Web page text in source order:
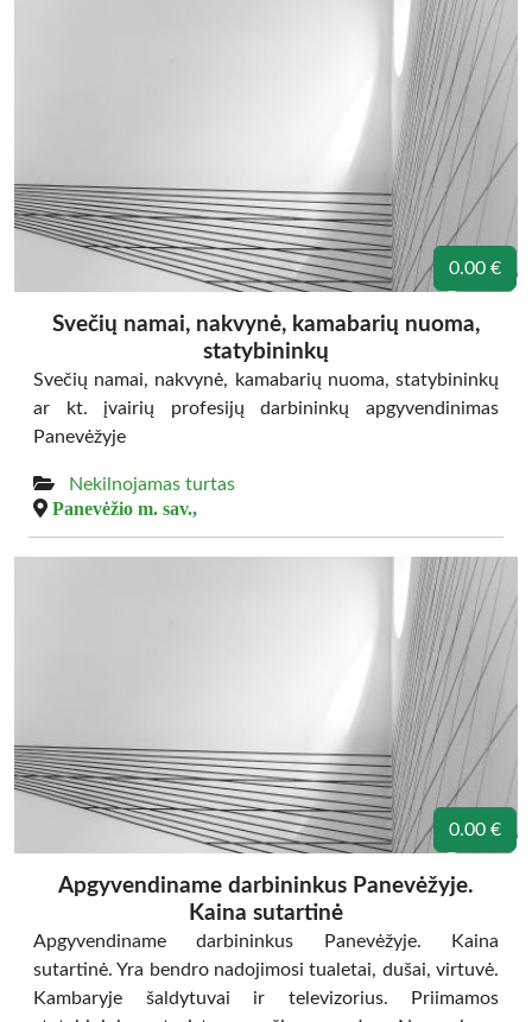
0.00 €
Svečių namai, nakvynė, kamabarių nuoma,
statybininkų
Svečių namai, nakvynė, kamabarių nuoma, statybininkų
ar kt. įvairių profesijų darbininkų apgyvendinimas
Panevėžyje
Nekilnojamas turtas
Panevėžio m. sav.,
0.00 €
Apgyvendiname darbininkus Panevėžyje.
Kaina sutartinė
Apgyvendiname darbininkus Panevėžyje. Kaina
sutartinė. Yra bendro nadojimosi tualetai, dušai, virtuvė.
Kambaryje šaldytuvai ir televizorius. Priimamos